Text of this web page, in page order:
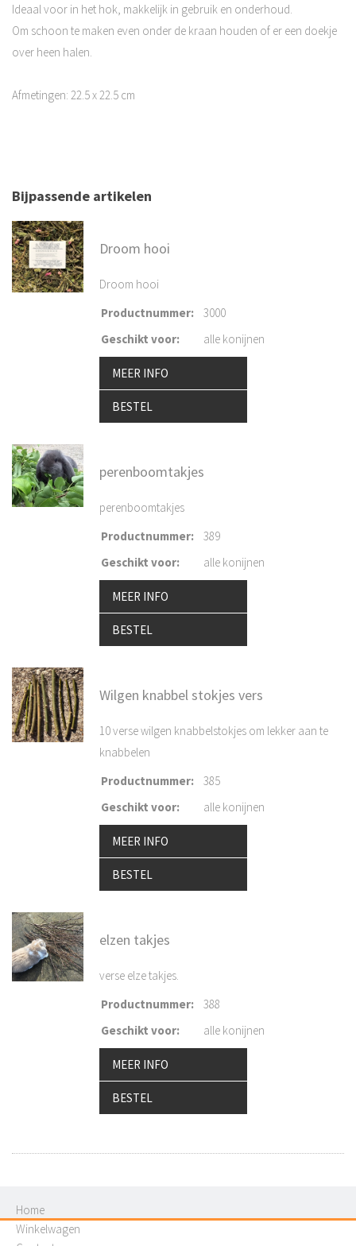
Ideaal voor in het hok, makkelijk in gebruik en onderhoud.
Om schoon te maken even onder de kraan houden of er een doekje
over heen halen.
Afmetingen: 22.5 x 22.5 cm
Bijpassende artikelen
Droom hooi
Droom hooi
Productnummer:
3000
Geschikt voor: alle konijnen
MEER INFO
BESTEL
perenboomtakjes
perenboomtakjes
Productnummer:
389
Geschikt voor: alle konijnen
MEER INFO
BESTEL
Wilgen knabbel stokjes vers
10 verse wilgen knabbelstokjes om lekker aan te
knabbelen
Productnummer:
385
Geschikt voor: alle konijnen
MEER INFO
BESTEL
elzen takjes
verse elze takjes.
Productnummer:
388
Geschikt voor: alle konijnen
MEER INFO
BESTEL
Home
Winkelwagen